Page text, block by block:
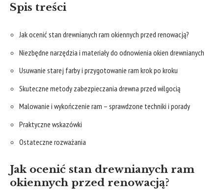
Spis treści
Jak ocenić stan drewnianych ram okiennych przed renowacją?
Niezbędne narzędzia i materiały do odnowienia okien drewnianych
Usuwanie starej farby i przygotowanie ram ⁤krok po kroku
Skuteczne⁤ metody ⁢zabezpieczania drewna przed wilgocią
Malowanie i wykończenie ram – sprawdzone ⁤techniki i porady
Praktyczne wskazówki
Ostateczne ⁣rozważania
Jak ocenić stan drewnianych ram
okiennych przed renowacją?